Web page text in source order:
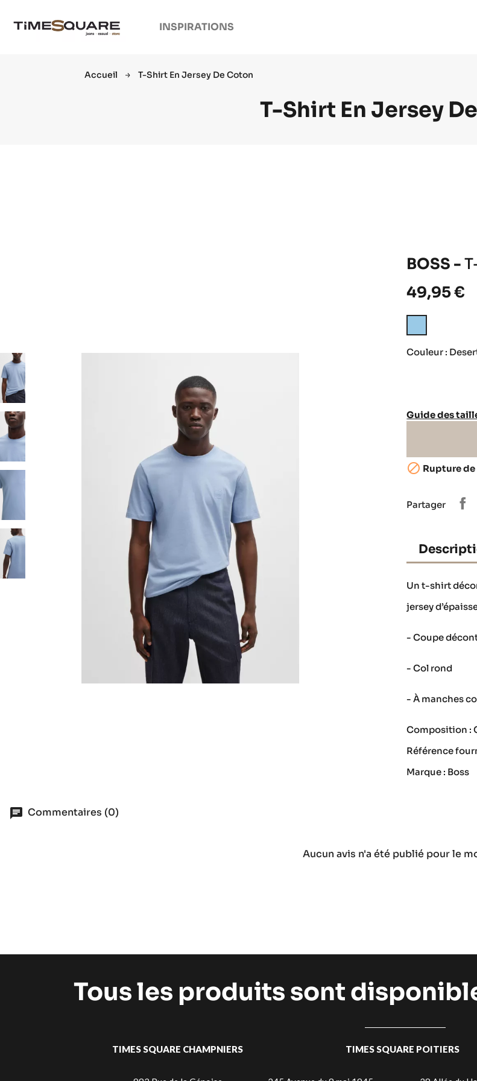
INSPIRATIONS
Accueil T-Shirt En Jersey De Coton
T-Shirt En Jersey
BOSS -
49,95 €
sky/Blanc
Couleur :
Guide des
 Rupture
Partager
Un t-shirt
jersey
- Coupe
- Col rond
- À manches
Composition :
Référence
Marque : Boss
Commentaires (0)
Aucun avis n'a été publié pour le
Tous les produits sont
TIMES SQUARE CHAMPNIERS TIMES SQUARE POITIERS